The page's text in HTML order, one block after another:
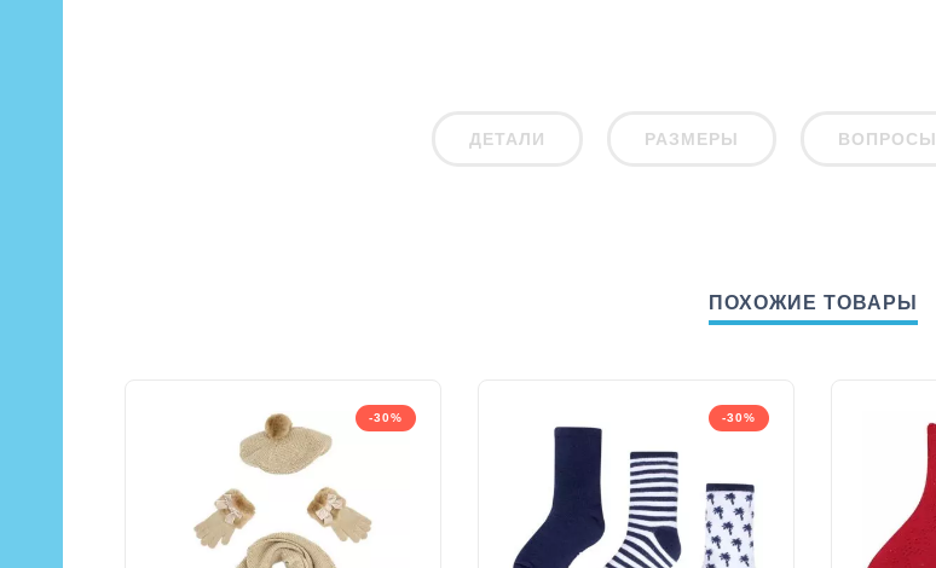
ДЕТАЛИ РАЗМЕРЫ ВОПРОСЫ
ПОХОЖИЕ ТОВАРЫ
-30% -30%